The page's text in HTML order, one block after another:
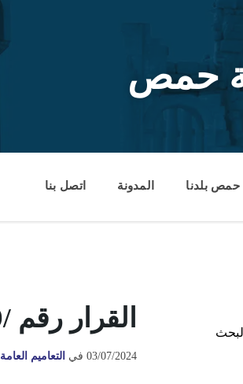
حمص
حمص بلدنا المدونة اتصل بنا
القرار رقم /949/ ق.و
03/07/2024 في التعاميم العامة
البحث